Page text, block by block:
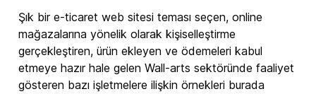
Şık bir e-ticaret web sitesi teması seçen, online
mağazalarına yönelik olarak kişiselleştirme
gerçekleştiren, ürün ekleyen ve ödemeleri kabul
etmeye hazır hale gelen Wall-arts sektöründe faaliyet
gösteren bazı işletmelere ilişkin örnekleri burada